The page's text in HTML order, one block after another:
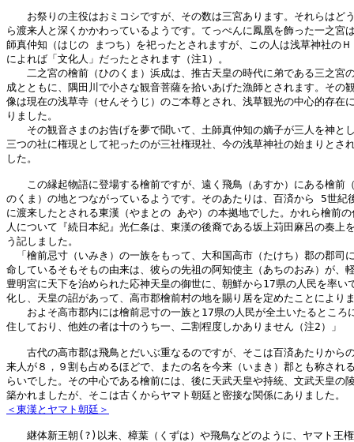
お祭りの主役はおミコシですが、その数は三宮あります。それらはど
ら渡来人と深くかかわっているようです。てっぺんに鳳凰を飾った一之宮
師真仲知（はじの まつち）を祀ったとされますが、この人は浅草神社のＨ
によれば「文化人」だったとされます（注1）。
二之宮の檜前（ひのくま）浜成は、推古天皇の時代に弟である三之宮
成とともに、隅田川で小さな観音菩薩を拾いあげた漁師とされます。その
像は現在の浅草寺（せんそうじ）のご本尊とされ、浅草観光の中心的存在
りました。
その観音さまのお告げを夢で聞いて、土師真仲知の嫡子が三人を神と
三つの社に権現として祀ったのが三社権現社、今の浅草神社の始まりとさ
した。
この縁起物語に登場する檜前ですが、遠く飛鳥（あすか）にある檜前
のくま）の地とつながっているようです。そのあたりは、百済から 5世紀
に渡来したとされる東漢（やまとの あや）の本拠地でした。かれら檜前の
人について『続日本紀』光仁条は、東漢の後裔である坂上苅田麻呂の奏上
う記しました。
「檜前忌寸（いみき）の一族をもって、大和国高市（たけち）郡の郡司
命しているそもそもの由来は、彼らの先祖の阿知使主（あちのおみ）が、
豊明宮に天下を治められた応神天皇の御世に、朝鮮から17県の人民を率い
化し、天皇の詔があって、高市郡檜前村の地を賜り居を定めたことにより
およそ高市郡内には檜前忌寸の一族と17県の人民が全土いたるところ
住しており、他姓の者は十のうち一、二割程度しかありません（注2）」
古代の高市郡は飛鳥とだいぶ重なるのですが、そこは百済あたりから
来人が８，９割も占めるほどで、またの名を今来（いまき）郡とも称され
らいでした。その中心である檜前には、後に天武天皇や持統、文武天皇の
＜東漢とヤマト朝廷＞
継体新王朝(?)以来、樟葉（くずは）や飛鳥などのように、ヤマト王